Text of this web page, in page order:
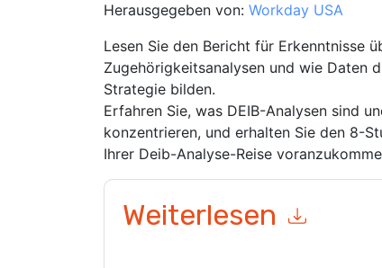
Herausgegeben von: Workday USA
Lesen Sie den Bericht für Erkenntnisse
Zugehörigkeitsanalysen und wie Daten
Strategie bilden.
Erfahren Sie, was DEIB-Analysen sind
konzentrieren, und erhalten Sie den 8-
Ihrer Deib-Analyse-Reise
Weiterlesen